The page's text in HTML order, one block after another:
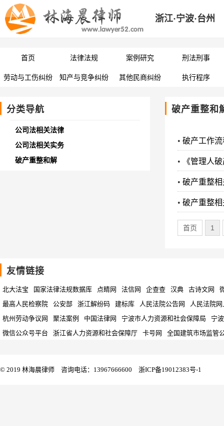
浙江·宁波·台州
首页 法律法规 案例研究 刑法刑事
劳动与工伤纠纷 知产与竞争纠纷 其他民商纠纷 执行程序
破产重整和
• 破产工作流
• 《管理人
• 破产重整
• 破产重整
首页 1
分类导航
公司法相关法律
公司法相关实务
破产重整和解
友情链接
北大法宝 国家法律法规数据库 点睛网 法信网 企查查 汉典 古诗文网
最高人民检察院
公安部 浙江解纷码 建标库 人民法院公告网
人民法院
杭州劳动争议网
聚法案例 中国法律网 宁波市人力资源和社会保障局
宁
微信公众号平台
浙江省人力资源和社会保障厅 卡号网 全国建筑市场监管
© 2019 林海晨律师 咨询电话：13967666600 浙ICP备19012383号-1